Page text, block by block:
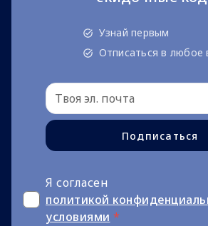
Узнай первым
Отписаться в любое
Подписаться
Я согласен
политикой
условиями *